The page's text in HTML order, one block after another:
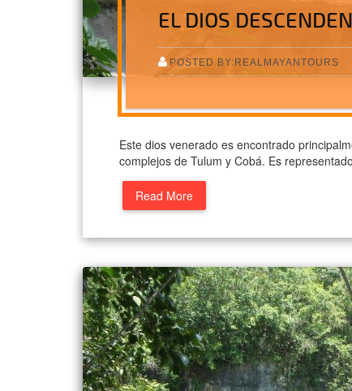
EL DIOS
POSTED BY:REALMAYANTOURS
Este dios venerado es encontrado
complejos de Tulum y Cobá. Es representado
Read More